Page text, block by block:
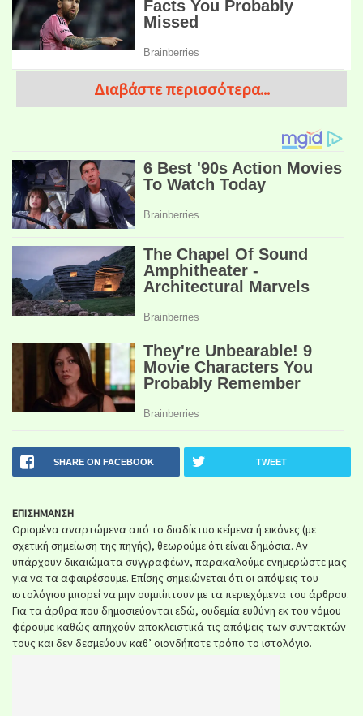
Διαβάστε περισσότερα...
SHARE ON FACEBOOK TWEET
ΕΠΙΣΗΜΑΝΣΗ
Ορισμένα αναρτώμενα από το διαδίκτυο κείμενα ή εικόνες (με
σχετική σημείωση της πηγής), θεωρούμε ότι είναι δημόσια. Αν
υπάρχουν δικαιώματα συγγραφέων, παρακαλούμε ενημερώστε μας
για να τα αφαιρέσουμε. Επίσης σημειώνεται ότι οι απόψεις του
ιστολόγιου μπορεί να μην συμπίπτουν με τα περιεχόμενα του άρθρου.
Για τα άρθρα που δημοσιεύονται εδώ, ουδεμία ευθύνη εκ του νόμου
φέρουμε καθώς απηχούν αποκλειστικά τις απόψεις των συντακτών
τους και δεν δεσμεύουν καθ’ οιονδήποτε τρόπο το ιστολόγιο.